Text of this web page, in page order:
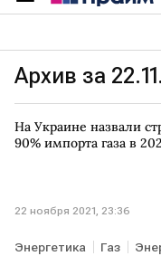
Архив за
На Украине назвали
90% импорта газа в
22 ноября 2021, 23:36
Энергетика Газ